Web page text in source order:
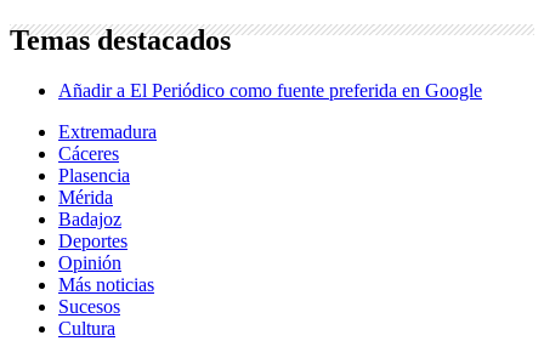
Temas destacados
Añadir a El Periódico como fuente preferida en Google
Extremadura
Cáceres
Plasencia
Mérida
Badajoz
Deportes
Opinión
Más noticias
Sucesos
Cultura